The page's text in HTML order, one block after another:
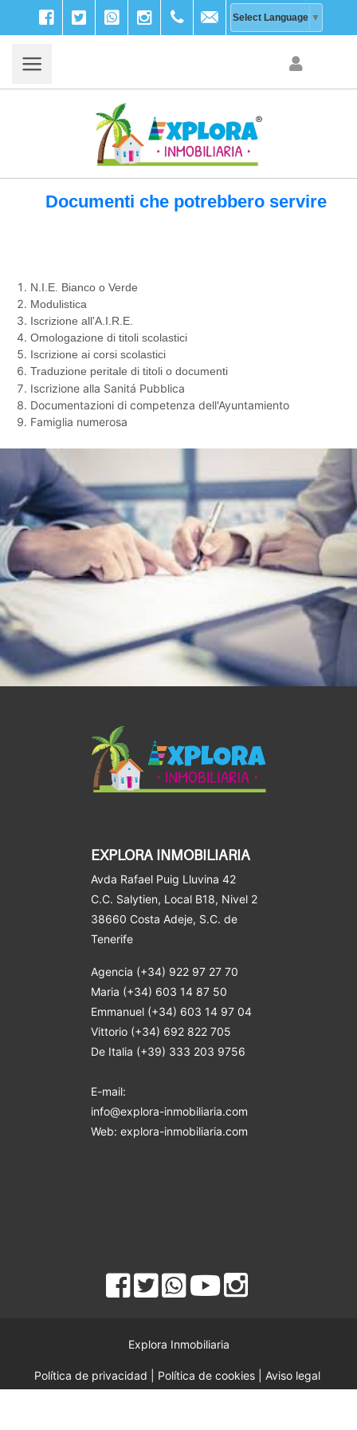
FacebookTwitter WhatsAppInstagram
+39
203
9756
info@explora-
Select Language ▼
Documenti che potrebbero servire
N.I.E. Bianco o Verde
Modulistica
Iscrizione all'A.I.R.E.
Omologazione di titoli scolastici
Iscrizione ai corsi scolastici
Traduzione peritale di titoli o documenti
Iscrizione alla Sanitá Pubblica
Documentazioni di competenza dell'Ayuntamiento
Famiglia numerosa
EXPLORA INMOBILIARIA
Avda Rafael Puig Lluvina 42
C.C. Salytien, Local B18, Nivel 2
38660 Costa Adeje, S.C. de
Tenerife
Agencia (+34) 922 97 27 70
Maria (+34) 603 14 87 50
Emmanuel (+34) 603 14 97 04
Vittorio (+34) 692 822 705
De Italia (+39) 333 203 9756
E-mail:
info@explora-inmobiliaria.com
Web: explora-inmobiliaria.com
Explora Inmobiliaria
Política de privacidad Política de cookies| Aviso legal